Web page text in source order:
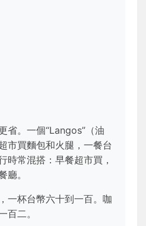
省。一個“Langos”（油
市買麵包和火腿，一餐台
時常混搭：早餐超市買，
廳。
一杯台幣六十到一百。咖
百二。